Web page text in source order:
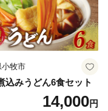
のご不明点などがあ
を有限会社久松に
小牧市
込みうどん6食セット
14,000円